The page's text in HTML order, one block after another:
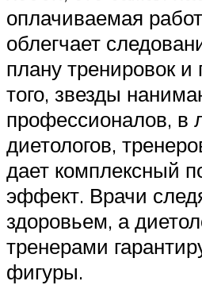
оплачиваемая
облегчает
плану тренировок
того, звезды
профессионалов, в
диетологов,
дает комплексный
эффект. Врачи
здоровьем, а
тренерами
фигуры.